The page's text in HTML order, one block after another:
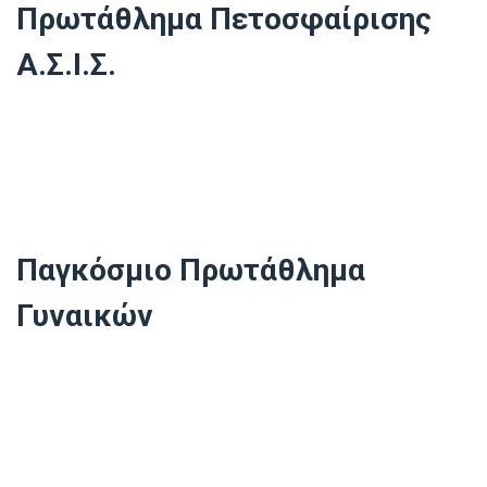
Πρωτάθλημα Πετοσφαίρισης
Α.Σ.Ι.Σ.
Παγκόσμιο Πρωτάθλημα
Γυναικών